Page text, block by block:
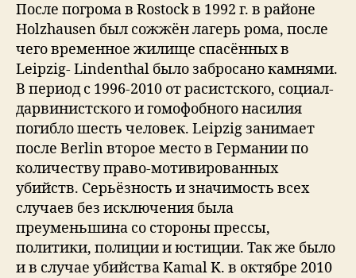
После погрома в Rostock в 1992 г. в районе
Holzhausen был сожжён лагерь рома, после
чего временное жилище спасённых в
Leipzig- Lindenthal было забросано камнями.
В период с 1996-2010 от расистского, социал-
дарвинистского и гомофобного насилия
погибло шесть человек. Leipzig занимает
после Berlin второе место в Германии по
количеству право-мотивированных
убийств. Серьёзность и значимость всех
случаев без исключения была
преуменьшина со стороны прессы,
политики, полиции и юстиции. Так же было
и в случае убийства Kamal K. в октябре 2010